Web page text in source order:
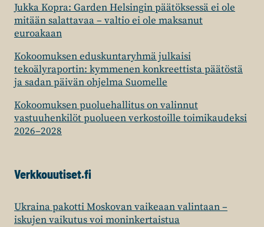
Jukka Kopra: Garden Helsingin päätöksessä ei ole
mitään salattavaa – valtio ei ole maksanut
euroakaan
Kokoomuksen eduskuntaryhmä julkaisi
tekoälyraportin: kymmenen konkreettista päätöstä
ja sadan päivän ohjelma Suomelle
Kokoomuksen puoluehallitus on valinnut
vastuuhenkilöt puolueen verkostoille toimikaudeksi
2026–2028
Verkkouutiset.fi
Ukraina pakotti Moskovan vaikeaan valintaan –
iskujen vaikutus voi moninkertaistua